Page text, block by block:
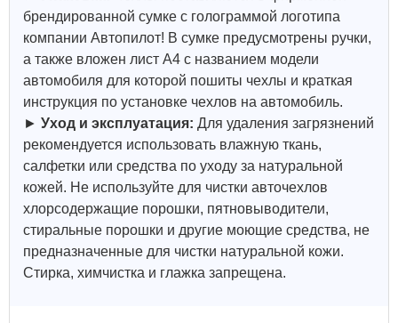
брендированной сумке с голограммой логотипа
компании Автопилот! В сумке предусмотрены ручки,
а также вложен лист А4 с названием модели
автомобиля для которой пошиты чехлы и краткая
инструкция по установке чехлов на автомобиль.
► Уход и эксплуатация: Для удаления загрязнений
рекомендуется использовать влажную ткань,
салфетки или средства по уходу за натуральной
кожей. Не используйте для чистки авточехлов
хлорсодержащие порошки, пятновыводители,
стиральные порошки и другие моющие средства, не
предназначенные для чистки натуральной кожи.
Стирка, химчистка и глажка запрещена.